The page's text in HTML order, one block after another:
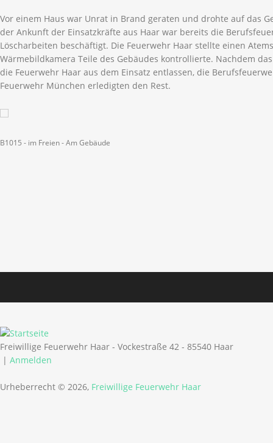
Vor einem Haus war Unrat in Brand geraten und drohte auf das
der Ankunft der Einsatzkräfte aus Haar war bereits die
Löscharbeiten beschäftigt. Die Feuerwehr Haar stellte einen
Wärmebildkamera Teile des Gebäudes kontrollierte. Nachdem
die Feuerwehr Haar aus dem Einsatz entlassen, die
Feuerwehr München erledigten den Rest.
B1015 - im Freien - Am Gebäude
Freiwillige Feuerwehr Haar - Vockestraße 42 - 85540 Haar
| Anmelden
Urheberrecht © 2026, Freiwillige Feuerwehr Haar